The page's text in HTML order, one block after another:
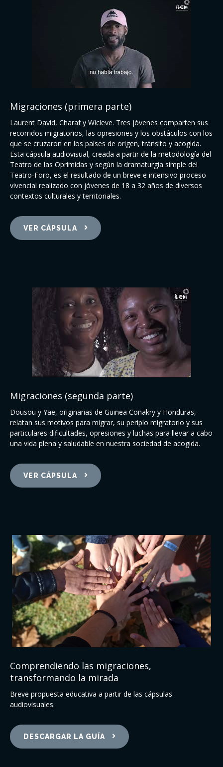
Migraciones (primera parte)
Laurent David, Charaf y Wicleve. Tres jóvenes comparten sus
recorridos migratorios, las opresiones y los obstáculos con los
que se cruzaron en los países de origen, tránsito y acogida.
Esta cápsula audiovisual, creada a partir de la metodología del
Teatro de las Oprimidas y según la dramaturgia simple del
Teatro-Foro, es el resultado de un breve e intensivo proceso
vivencial realizado con jóvenes de 18 a 32 años de diversos
contextos culturales y territoriales.
VER CÁPSULA
Migraciones (segunda parte)
Dousou y Yae, originarias de Guinea Conakry y Honduras,
relatan sus motivos para migrar, su periplo migratorio y sus
particulares dificultades, opresiones y luchas para llevar a cabo
una vida plena y saludable en nuestra sociedad de acogida.
VER CÁPSULA
Comprendiendo las migraciones,
transformando la mirada
Breve propuesta educativa a partir de las cápsulas
audiovisuales.
DESCARGAR LA GUÍA